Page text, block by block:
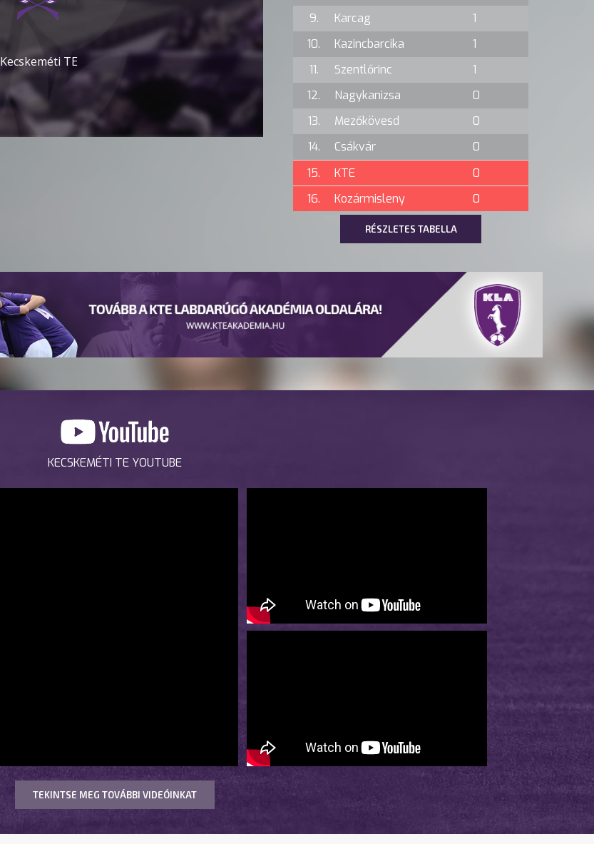
Kecskeméti TE
9.
Karcag
1
10.
Kazincbarcika
1
11.
Szentlőrinc
1
12.
Nagykanizsa
0
13.
Mezőkövesd
0
14.
Csákvár
0
15.
KTE
0
16.
Kozármisleny 0
RÉSZLETES TABELLA
KECSKEMÉTI TE YOUTUBE
TEKINTSE MEG TOVÁBBI VIDEÓINKAT